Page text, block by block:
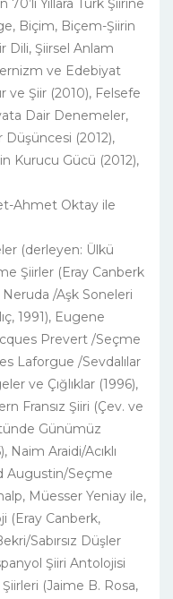
70’li Yıllara Türk Şiirine
Biçim, Biçem-Şiirin
Dili, Şiirsel Anlam
ve Edebiyat
Şiir (2010), Felsefe
Dair Denemeler,
(2012),
Kurucu Gücü (2012),
Ahmet Oktay ile
(derleyen: Ülkü
Şiirler (Eray Canberk
Neruda /Aşk Soneleri
1991), Eugene
Prevert /Seçme
Laforgue /Sevdalılar
ve Çığlıklar (1996),
Fransız Şiiri (Çev. ve
Günümüz
Naim Araidi/Acıklı
Augustin/Seçme
Müesser Yeniay ile,
(Eray Canberk,
Sabırsız Düşler
Şiiri Antolojisi
(Jaime B. Rosa,